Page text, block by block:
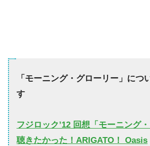
「モーニング・グローリー」につ
す
フジロック’12 回想「モーニング・
聴きたかった！ARIGATO！ Oasis